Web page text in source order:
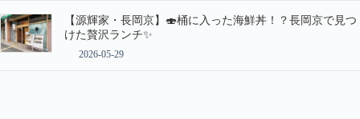
【源輝家・長岡京】🍣桶に入った海鮮丼！？長岡京で見つ
けた贅沢ランチ✨
2026-05-29